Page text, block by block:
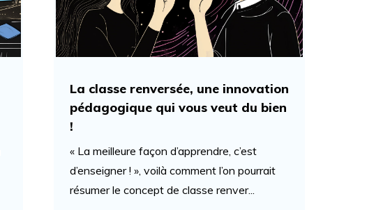
La classe renversée, une innovation
pédagogique qui vous veut du bien
!
« La meilleure façon d’apprendre, c’est
d’enseigner ! », voilà comment l’on pourrait
résumer le concept de classe renver...